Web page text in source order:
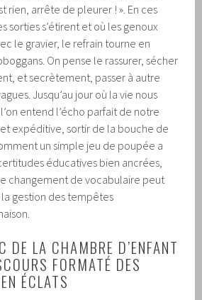
rien, arrête de pleurer ! ». En ces
sorties s’étirent et où les genoux
le gravier, le refrain tourne en
On pense le rassurer, sécher
et secrètement, passer à autre
Jusqu’au jour où la vie nous
entend l’écho parfait de notre
expéditive, sortir de la bouche de
un simple jeu de poupée a
éducatives bien ancrées,
changement de vocabulaire peut
gestion des tempêtes
DE LA CHAMBRE D’ENFANT
FORMATÉ DES
ÉCLATS